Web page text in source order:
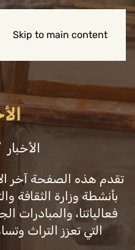
Skip to main content
الأخبار
تقدم هذه الصفحة آخر
بأنشطة وزارة الثقافة
فعالياتنا، والمبادرات
التي تعزز التراث